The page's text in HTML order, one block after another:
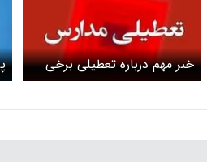
خبر مهم درباره تعطیلی برخی
مناطق هرمزگان و بندرعباس